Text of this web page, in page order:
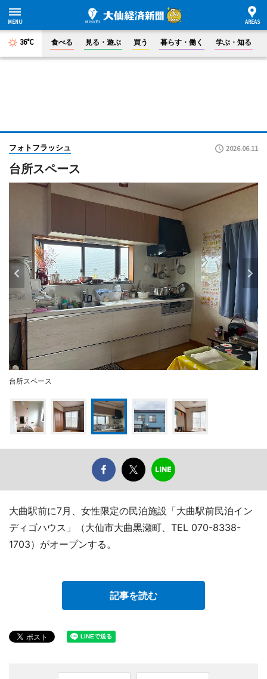
36°C 食べる 見る・遊ぶ 買う 暮らす・働く 学ぶ・知る
フォトフラッシュ 2026.06.11
台所スペース
台所スペース
大曲駅前に7月、女性限定の民泊施設「大曲駅前民泊イン
ディゴハウス」（大仙市大曲黒瀬町、TEL 070-8338-
1703）がオープンする。
記事を読む